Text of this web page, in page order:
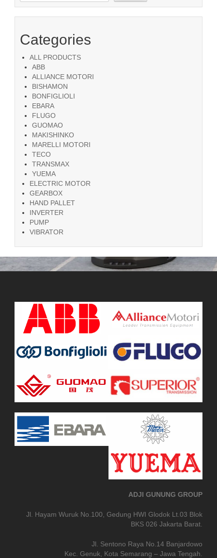
Categories
ALL PRODUCTS
ABB
ALLIANCE MOTORI
BISHAMON
BONFIGLIOLI
EBARA
FLUGO
GUOMAO
MAKISHINKO
MARELLI MOTORI
TECO
TRANSMAX
YUEMA
ELECTRIC MOTOR
GEARBOX
HAND PALLET
INVERTER
PUMP
VIBRATOR
ADJI GUNUNG GROUP
Jl. Hayam Wuruk No.100, Gedung HWI Glodok Lt.03 Blok
BKS 026 Jakarta Barat.
Jl. Sentono Raya No.14 Banjardowo
Kec. Genuk, Kota Semarang – Jawa Tengah.